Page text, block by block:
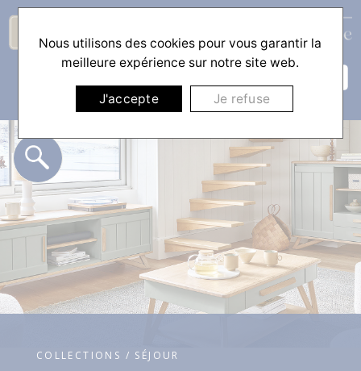
☰
COLLECTIONS / SÉJOUR
Nous utilisons des cookies pour vous garantir la
meilleure expérience sur notre site web.
J'accepte Je refuse